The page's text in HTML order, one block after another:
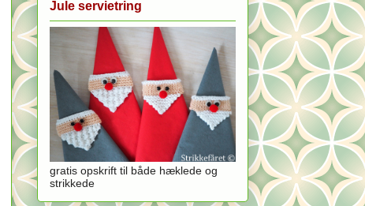
Jule servietring
gratis opskrift til både hæklede og
strikkede